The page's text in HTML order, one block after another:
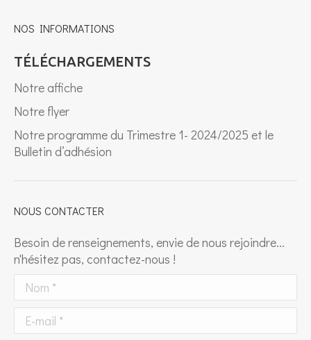
NOS INFORMATIONS
TÉLÉCHARGEMENTS
Notre affiche
Notre flyer
Notre programme du Trimestre 1- 2024/2025 et le
Bulletin d’adhésion
NOUS CONTACTER
Besoin de renseignements, envie de nous rejoindre...
n'hésitez pas, contactez-nous !
Nom *
E-mail *